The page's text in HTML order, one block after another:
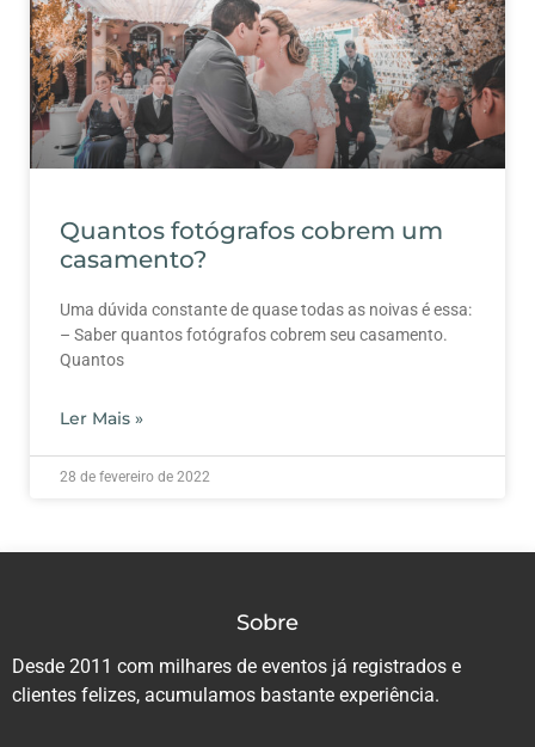
Quantos fotógrafos cobrem um
casamento?
Uma dúvida constante de quase todas as noivas é essa:
– Saber quantos fotógrafos cobrem seu casamento.
Quantos
Ler Mais »
28 de fevereiro de 2022
Sobre
Desde 2011 com milhares de eventos já registrados e
clientes felizes, acumulamos bastante experiência.